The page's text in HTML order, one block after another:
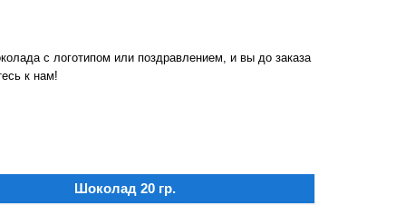
с логотипом или поздравлением, и вы до заказа
к нам!
Шоколад 20 гр.